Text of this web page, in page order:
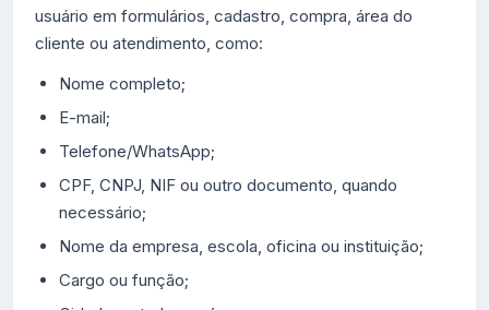
usuário em formulários, cadastro, compra, área do
cliente ou atendimento, como:
Nome completo;
E-mail;
Telefone/WhatsApp;
CPF, CNPJ, NIF ou outro documento, quando
necessário;
Nome da empresa, escola, oficina ou instituição;
Cargo ou função;